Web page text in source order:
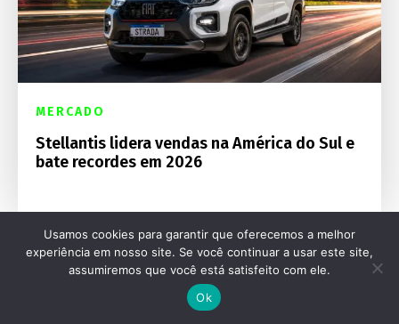
MERCADO
Stellantis lidera vendas na América do Sul e
bate recordes em 2026
Usamos cookies para garantir que oferecemos a melhor
experiência em nosso site. Se você continuar a usar este site,
assumiremos que você está satisfeito com ele.
Ok